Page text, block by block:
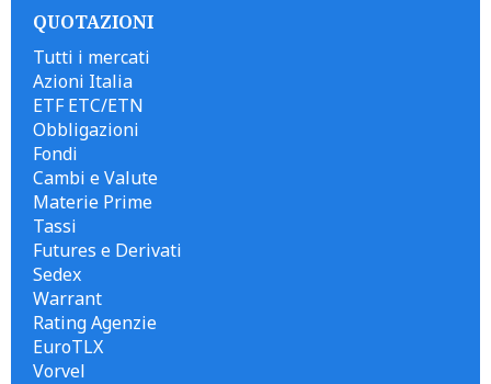
QUOTAZIONI
Tutti i mercati
Azioni Italia
ETF ETC/ETN
Obbligazioni
Fondi
Cambi e Valute
Materie Prime
Tassi
Futures e Derivati
Sedex
Warrant
Rating Agenzie
EuroTLX
Vorvel